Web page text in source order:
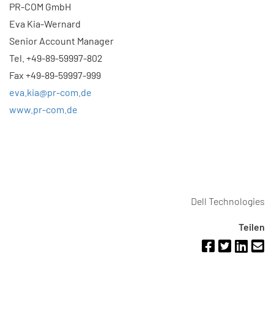
PR-COM GmbH
Eva Kia-Wernard
Senior Account Manager
Tel. +49-89-59997-802
Fax +49-89-59997-999
eva.kia@pr-com.de
www.pr-com.de
Dell Technologies
Teilen